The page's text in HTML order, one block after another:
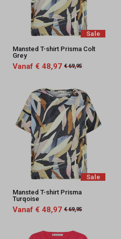
Sale
Mansted T-shirt Prisma Colt
Grey
Vanaf € 48,97 € 69,95
Sale
Mansted T-shirt Prisma
Turqoise
Vanaf € 48,97 € 69,95